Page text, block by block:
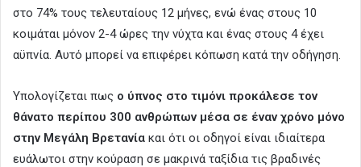
στο 74% τους τελευταίους 12 μήνες, ενώ ένας στους 10
κοιμάται μόνον 2-4 ώρες την νύχτα και ένας στους 4 έχει
αϋπνία. Αυτό μπορεί να επιφέρει κόπωση κατά την οδήγηση.
Υπολογίζεται πως ο ύπνος στο τιμόνι προκάλεσε τον
θάνατο περίπου 300 ανθρώπων μέσα σε έναν χρόνο μόνο
στην Μεγάλη Βρετανία και ότι οι οδηγοί είναι ιδιαίτερα
ευάλωτοι στην κούραση σε μακρινά ταξίδια τις βραδινές